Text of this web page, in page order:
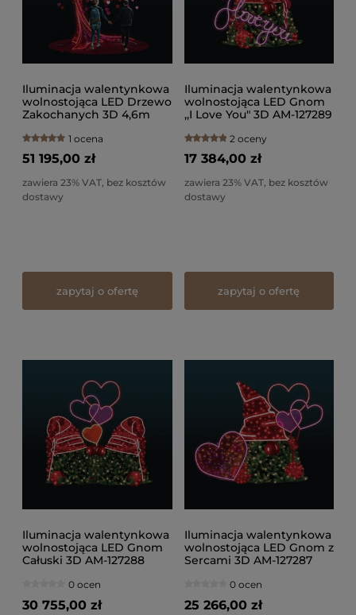
Iluminacja walentynkowa
wolnostojąca LED Drzewo
Zakochanych 3D 4,6m
1 ocena
51 195,00 zł
zawiera 23% VAT, bez kosztów
dostawy
zapytaj o ofertę
Iluminacja walentynkowa
wolnostojąca LED Gnom
,,I Love You" 3D AM-127289
2 oceny
17 384,00 zł
zawiera 23% VAT, bez kosztów
dostawy
zapytaj o ofertę
Iluminacja walentynkowa
wolnostojąca LED Gnom
Całuski 3D AM-127288
0 ocen
30 755,00 zł
Iluminacja walentynkowa
wolnostojąca LED Gnom z
Sercami 3D AM-127287
0 ocen
25 266,00 zł